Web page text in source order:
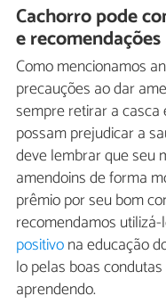
Cachorro pode
e recomendações
Como mencionamos
precauções ao dar
sempre retirar a
possam prejudicar a
deve lembrar que seu
amendoins de forma
prêmio por seu bom
recomendamos
positivona educação
lo pelas boas
aprendendo.